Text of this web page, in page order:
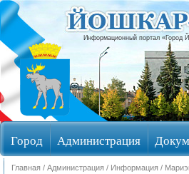
Информационный портал «Город
Город Администрация
Главная / Администрация / Информация /